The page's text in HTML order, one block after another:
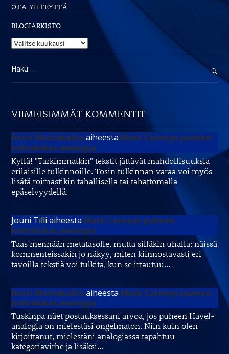
OTA YHTEYTTÄ
BLOGIARKISTO
Blogiarkisto
Haku:
VIIMEISIMMÄT KOMMENTIT
Antti Mustakallioaiheesta Mark Carneyn puheen
kohtalokas analogia
Kyllä! "Tarkimmatkin" tekstit jättävät mahdollisuuksia
erilaisille tulkinnoille. Tosin tulkinnan varaa voi myös
lisätä roimastikin tahallisella tai tahattomalla
epäselvyydellä.
Jouni Tilli aiheesta Mark Carneyn puheen
kohtalokas analogia
Taas mennään metatasolle, mutta silläkin uhalla: näissä
kommenteissakin jo näkyy, miten kiinnostavasti eri
tavoilla tekstiä voi tulkita, kun se irtautuu…
Antti Mustakallioaiheesta Mark Carneyn puheen
kohtalokas analogia
Tuskinpa näet postauksessani arvoa, jos puheen Havel-
analogia on mielestäsi ongelmaton. Niin kuin olen
kirjoittanut, mielestäni analogiassa tapahtuu
kategoriavirhe ja lisäksi…